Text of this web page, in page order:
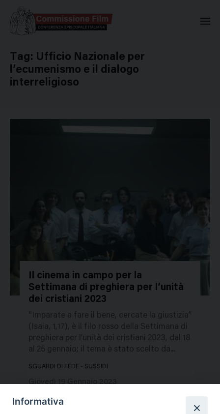
Tag: Ufficio Nazionale per
l’ecumenismo e il dialogo
interreligioso
Il cinema in campo per la
Settimana di preghiera per l’unità
dei cristiani 2023
“Imparate a fare il bene, cercate la giustizia”
(Isaia, 1,17), è il filo rosso della Settimana di
preghiera per l’unità dei cristiani 2023, dal 18
al 25 gennaio; il tema è stato scelto da...
SGUARDI DI FEDE - SUSSIDI
Informativa